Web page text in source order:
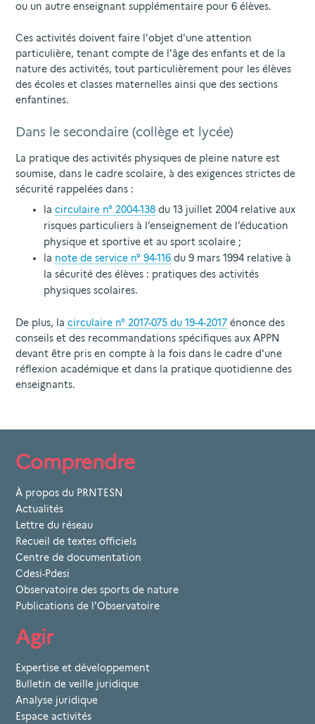
ou un autre enseignant supplémentaire pour 6 élèves.
Ces activités doivent faire l'objet d'une attention
particulière, tenant compte de l'âge des enfants et de la
nature des activités, tout particulièrement pour les élèves
des écoles et classes maternelles ainsi que des sections
enfantines.
Dans le secondaire (collège et lycée)
La pratique des activités physiques de pleine nature est
soumise, dans le cadre scolaire, à des exigences strictes de
sécurité rappelées dans :
la circulaire n° 2004-138 du 13 juillet 2004 relative aux
risques particuliers à l’enseignement de l’éducation
physique et sportive et au sport scolaire ;
la note de service n° 94-116 du 9 mars 1994 relative à
la sécurité des élèves : pratiques des activités
physiques scolaires.
De plus, la circulaire n° 2017-075 du 19-4-2017 énonce des
conseils et des recommandations spécifiques aux APPN
devant être pris en compte à la fois dans le cadre d'une
réflexion académique et dans la pratique quotidienne des
enseignants.
Comprendre
À propos du PRNTESN
Actualités
Lettre du réseau
Recueil de textes officiels
Centre de documentation
Cdesi-Pdesi
Observatoire des sports de nature
Publications de l'Observatoire
Agir
Expertise et développement
Bulletin de veille juridique
Analyse juridique
Espace activités